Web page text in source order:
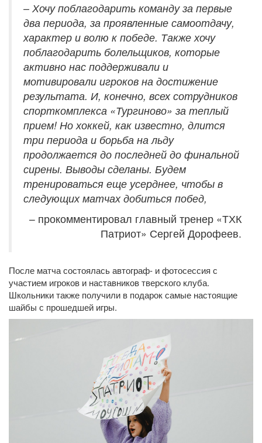
– Хочу поблагодарить команду за первые
два периода, за проявленные самоотдачу,
характер и волю к победе. Также хочу
поблагодарить болельщиков, которые
активно нас поддерживали и
мотивировали игроков на достижение
результата. И, конечно, всех сотрудников
спорткомплекса «Тургиново» за теплый
прием! Но хоккей, как известно, длится
три периода и борьба на льду
продолжается до последней до финальной
сирены. Выводы сделаны. Будем
тренироваться еще усерднее, чтобы в
следующих матчах добиться побед,
– прокомментировал главный тренер «ТХК
Патриот» Сергей Дорофеев.
После матча состоялась автограф- и фотосессия с
участием игроков и наставников тверского клуба.
Школьники также получили в подарок самые настоящие
шайбы с прошедшей игры.